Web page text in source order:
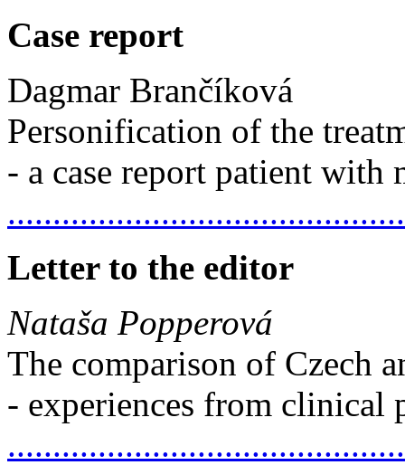
Case report
Dagmar Brančíková
Personification of the
- a case report patient with
Letter to the editor
Nataša Popperová
The comparison of Czech
- experiences from clinical